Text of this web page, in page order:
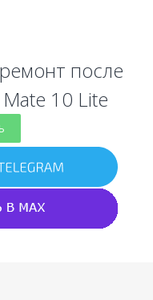
после
10 Lite